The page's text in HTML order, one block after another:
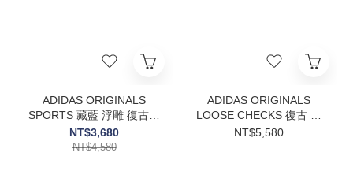
ADIDAS ORIGINALS
SPORTS 藏藍 浮雕 復古針
織 修身 外套 愛迪達
KX6883
NT$3,680
NT$4,580
ADIDAS ORIGINALS
LOOSE CHECKS 復古 慵
懶 格紋長褲 寬褲 三線褲
NT$5,580